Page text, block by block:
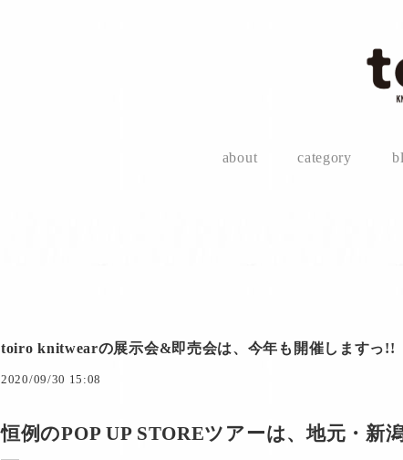
about category
toiro knitwearの展示会&即売会は、今年も開催しますっ!!
2020/09/30 15:08
恒例のPOP UP STOREツアーは、地元・新